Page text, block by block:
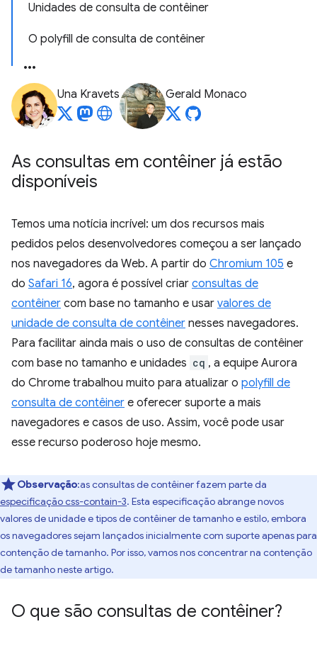
Unidades de consulta de contêiner
O polyfill de consulta de contêiner
Una Kravets Gerald Monaco
As consultas em contêiner já estão
disponíveis
Temos uma notícia incrível: um dos recursos mais
pedidos pelos desenvolvedores começou a ser lançado
nos navegadores da Web. A partir do Chromium 105 e
do Safari 16, agora é possível criar consultas de
contêiner com base no tamanho e usar valores de
unidade de consulta de contêiner nesses navegadores.
Para facilitar ainda mais o uso de consultas de contêiner
com base no tamanho e unidades cq , a equipe Aurora
do Chrome trabalhou muito para atualizar o polyfill de
consulta de contêiner e oferecer suporte a mais
navegadores e casos de uso. Assim, você pode usar
esse recurso poderoso hoje mesmo.
Observação:as consultas de contêiner fazem parte da
especificação css-contain-3. Esta especificação abrange novos
valores de unidade e tipos de contêiner de tamanho e estilo, embora
os navegadores sejam lançados inicialmente com suporte apenas para
contenção de tamanho. Por isso, vamos nos concentrar na contenção
de tamanho neste artigo.
O que são consultas de contêiner?